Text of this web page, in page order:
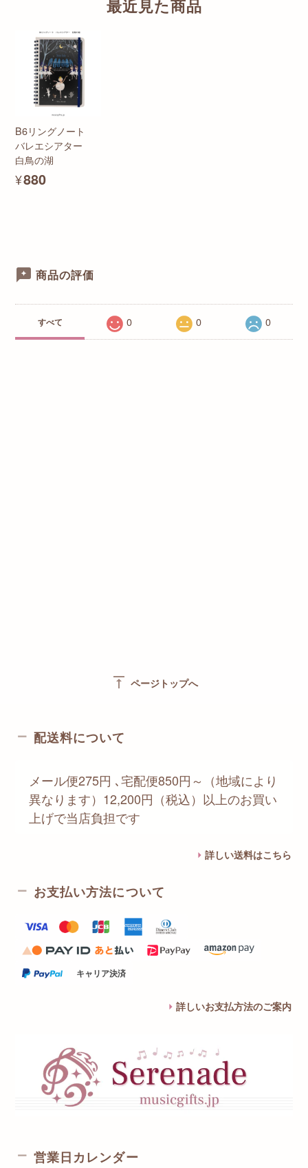
最近見た商品
B6リングノート
バレエシアター
白鳥の湖
¥880
商品の評価
すべて 0 0 0
vertical_align_top ページトップへ
配送料について
メール便275円 ､宅配便850円～（地域により
異なります）12,200円（税込）以上のお買い
上げで当店負担です
詳しい送料はこちら
お支払い方法について
キャリア決済
詳しいお支払方法のご案内
営業日カレンダー